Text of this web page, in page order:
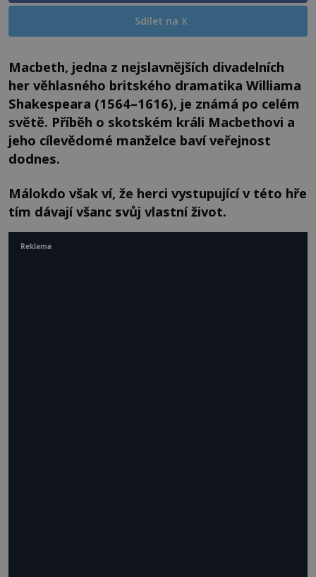
Sdílet na X
Macbeth, jedna z nejslavnějších divadelních
her věhlasného britského dramatika Williama
Shakespeara (1564–1616), je známá po celém
světě. Příběh o skotském králi Macbethovi a
jeho cílevědomé manželce baví veřejnost
dodnes.
Málokdo však ví, že herci vystupující v této hře
tím dávají všanc svůj vlastní život.
Reklama